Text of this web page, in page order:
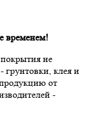
временем!
не
грунтовки, клея и
от
-